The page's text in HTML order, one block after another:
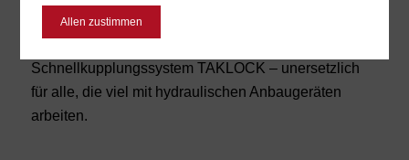
Perfektionieren lässt sich dieses Gespann dann nur
Schnellkupplungssystem TAKLOCK – unersetzlich
für alle, die viel mit hydraulischen Anbaugeräten
arbeiten.
Allen zustimmen